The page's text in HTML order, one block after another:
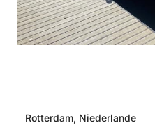
Rotterdam, Niederlande